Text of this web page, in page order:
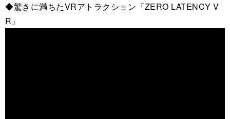
◆驚きに満ちたVRアトラクション『ZERO LATENCY V
R』